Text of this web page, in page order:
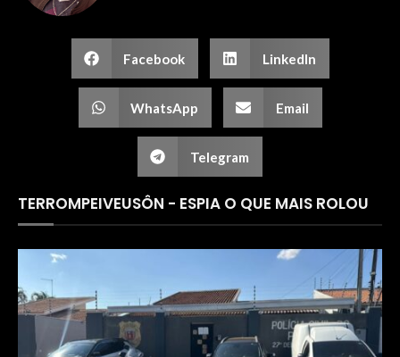
Facebook LinkedIn
WhatsApp Email
Telegram
TERROMPEIVEUSÔN - ESPIA O QUE MAIS ROLOU